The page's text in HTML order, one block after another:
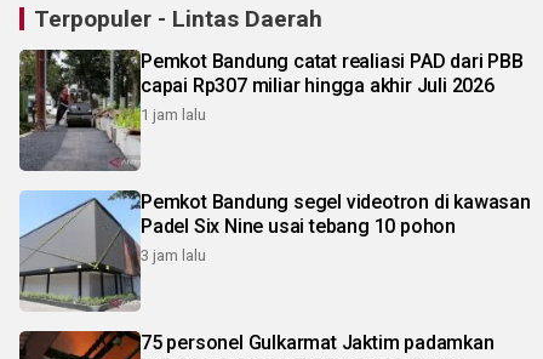
Terpopuler - Lintas Daerah
Pemkot Bandung catat realiasi PAD dari PBB
capai Rp307 miliar hingga akhir Juli 2026
1 jam lalu
Pemkot Bandung segel videotron di kawasan
Padel Six Nine usai tebang 10 pohon
3 jam lalu
75 personel Gulkarmat Jaktim padamkan